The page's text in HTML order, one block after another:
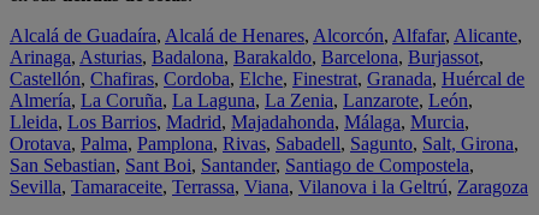
Alcalá de Guadaíra, Alcalá de Henares, Alcorcón, Alfafar, Alicante,
Arinaga, Asturias, Badalona, Barakaldo, Barcelona, Burjassot,
Castellón, Chafiras, Cordoba, Elche, Finestrat, Granada, Huércal de
Almería, La Coruña, La Laguna, La Zenia, Lanzarote, León,
Lleida, Los Barrios, Madrid, Majadahonda, Málaga, Murcia,
Orotava, Palma, Pamplona, Rivas, Sabadell, Sagunto, Salt, Girona,
San Sebastian, Sant Boi, Santander, Santiago de Compostela,
Sevilla, Tamaraceite, Terrassa, Viana, Vilanova i la Geltrú, Zaragoza